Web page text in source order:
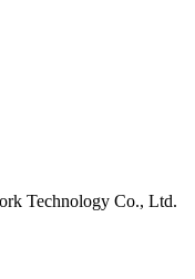
Technology Co., Ltd.